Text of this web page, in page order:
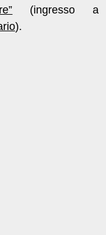
(ingresso a
).